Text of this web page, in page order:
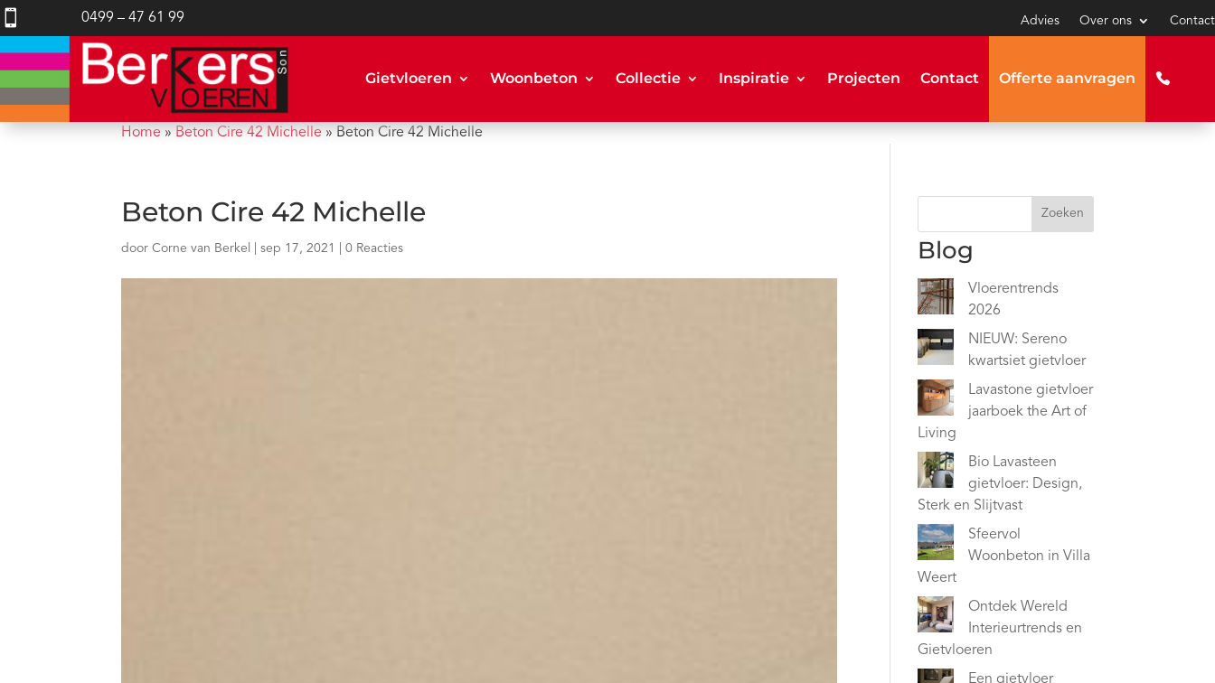
 0499 – 47 61 99 Advies Over ons Contact
Gietvloeren Woonbeton Collectie Inspiratie Projecten Contact Offerte aanvragen
Home » Beton Cire 42 Michelle » Beton Cire 42 Michelle
Beton Cire 42 Michelle
doorCorne van Berkel |sep 17, 2021 |0 Reacties
Zoeken
Blog
Vloerentrends
2026
NIEUW: Sereno
kwartsiet gietvloer
Lavastone gietvloer
jaarboek the Art of
Living
Bio Lavasteen
gietvloer: Design,
Sterk en Slijtvast
Sfeervol
Woonbeton in Villa
Weert
Ontdek Wereld
Interieurtrends en
Gietvloeren
Een gietvloer